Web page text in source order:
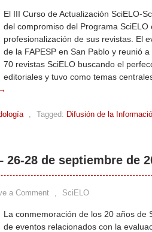
El III Curso de Actualización SciELO-
del compromiso del Programa SciELO
profesionalización de sus revistas. El
de la FAPESP en San Pablo y reunió
70 revistas SciELO buscando el
editoriales y tuvo como temas
, Tagged: Difusión de la
26-28 de septiembre de
a Comment , SciELO
La conmemoración de los 20 años de
de eventos relacionados con la